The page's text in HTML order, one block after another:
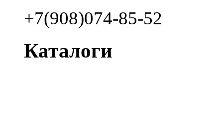
+7(908)074-85-52
Каталоги